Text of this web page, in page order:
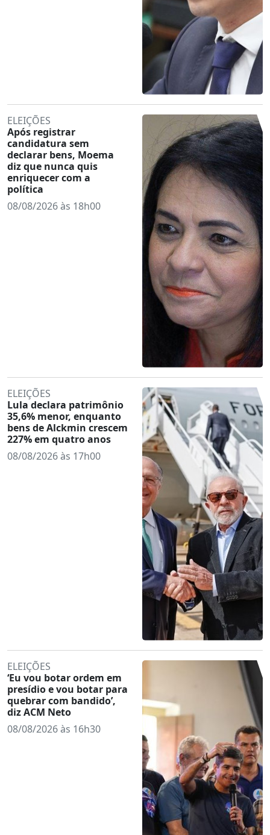
ELEIÇÕES
Após registrar
candidatura sem
declarar bens, Moema
diz que nunca quis
enriquecer com a
política
08/08/2026 às 18h00
ELEIÇÕES
Lula declara patrimônio
35,6% menor, enquanto
bens de Alckmin crescem
227% em quatro anos
08/08/2026 às 17h00
ELEIÇÕES
‘Eu vou botar ordem em
presídio e vou botar para
quebrar com bandido’,
diz ACM Neto
08/08/2026 às 16h30